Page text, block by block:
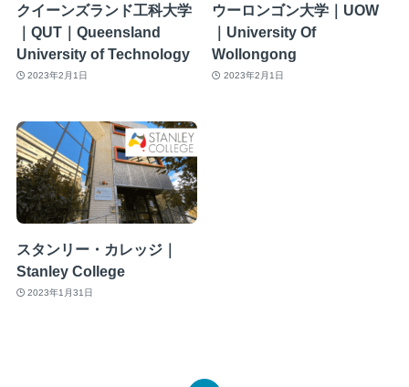
クイーンズランド工科大学
｜QUT｜Queensland
University of Technology
2023年2月1日
ウーロンゴン大学｜UOW
｜University Of
Wollongong
2023年2月1日
スタンリー・カレッジ｜
Stanley College
2023年1月31日